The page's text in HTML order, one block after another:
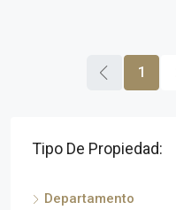
1
Tipo De Propiedad:
Departamento